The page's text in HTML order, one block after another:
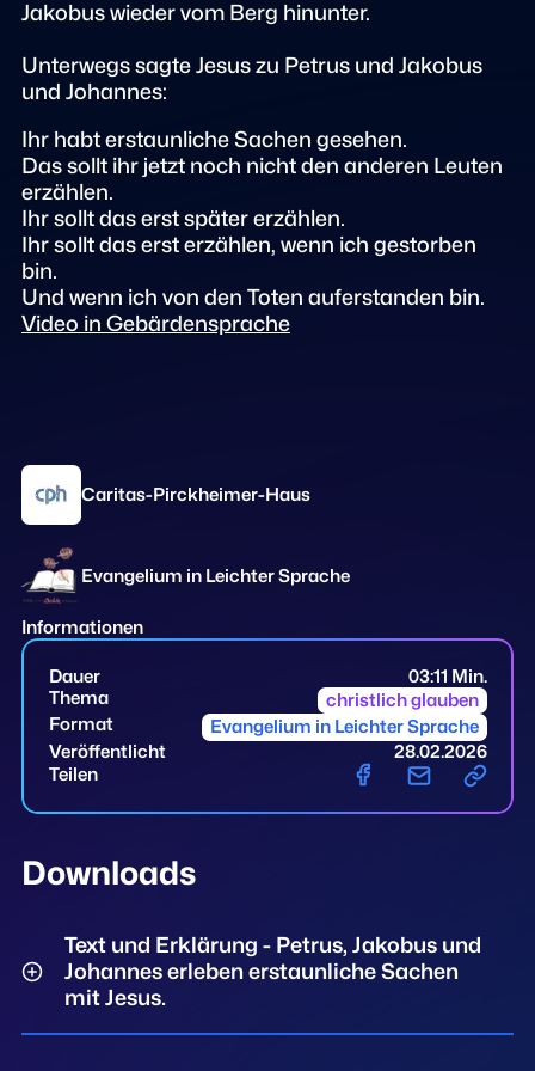
Jakobus wieder vom Berg hinunter.
Unterwegs sagte Jesus zu Petrus und Jakobus
und Johannes:
Ihr habt erstaunliche Sachen gesehen.
Das sollt ihr jetzt noch nicht den anderen Leuten
erzählen.
Ihr sollt das erst später erzählen.
Ihr sollt das erst erzählen, wenn ich gestorben
bin.
Und wenn ich von den Toten auferstanden bin.
Video in Gebärdensprache
Caritas-Pirckheimer-Haus
Evangelium in Leichter Sprache
Informationen
Dauer
03:11 Min.
Thema
christlich glauben
Format
Evangelium in Leichter Sprache
Veröffentlicht
28.02.2026
Teilen
Downloads
Text und Erklärung - Petrus, Jakobus und
Johannes erleben erstaunliche Sachen
mit Jesus.